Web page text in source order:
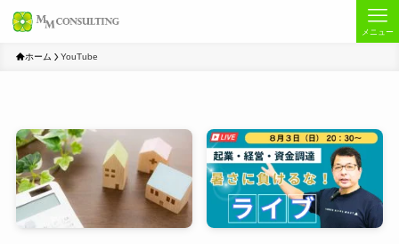
メニュー
ホーム YouTube